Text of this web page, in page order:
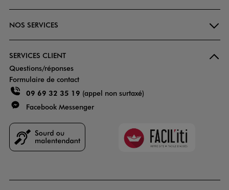
NOS SERVICES
SERVICES CLIENT
Questions/réponses
Formulaire de contact
09 69 32 35 19 (appel non surtaxé)
Facebook Messenger
Faciliti